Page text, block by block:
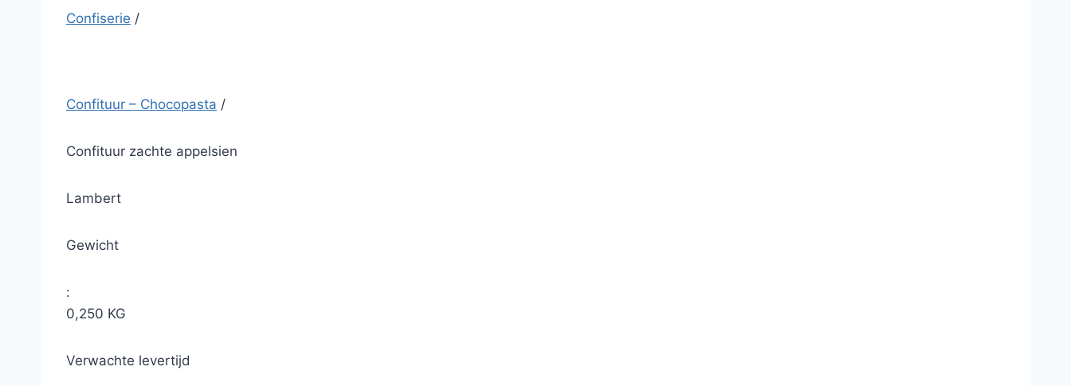
Confiserie /
Confituur – Chocopasta /
Confituur zachte appelsien
Lambert
Gewicht
:
0,250 KG
Verwachte levertijd